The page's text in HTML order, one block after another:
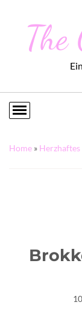
Home » Herzhaftes